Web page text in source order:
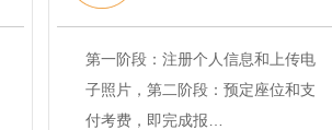
第一阶段：注册个人信息和上传电
子照片，第二阶段：预定座位和支
付考费，即完成报…